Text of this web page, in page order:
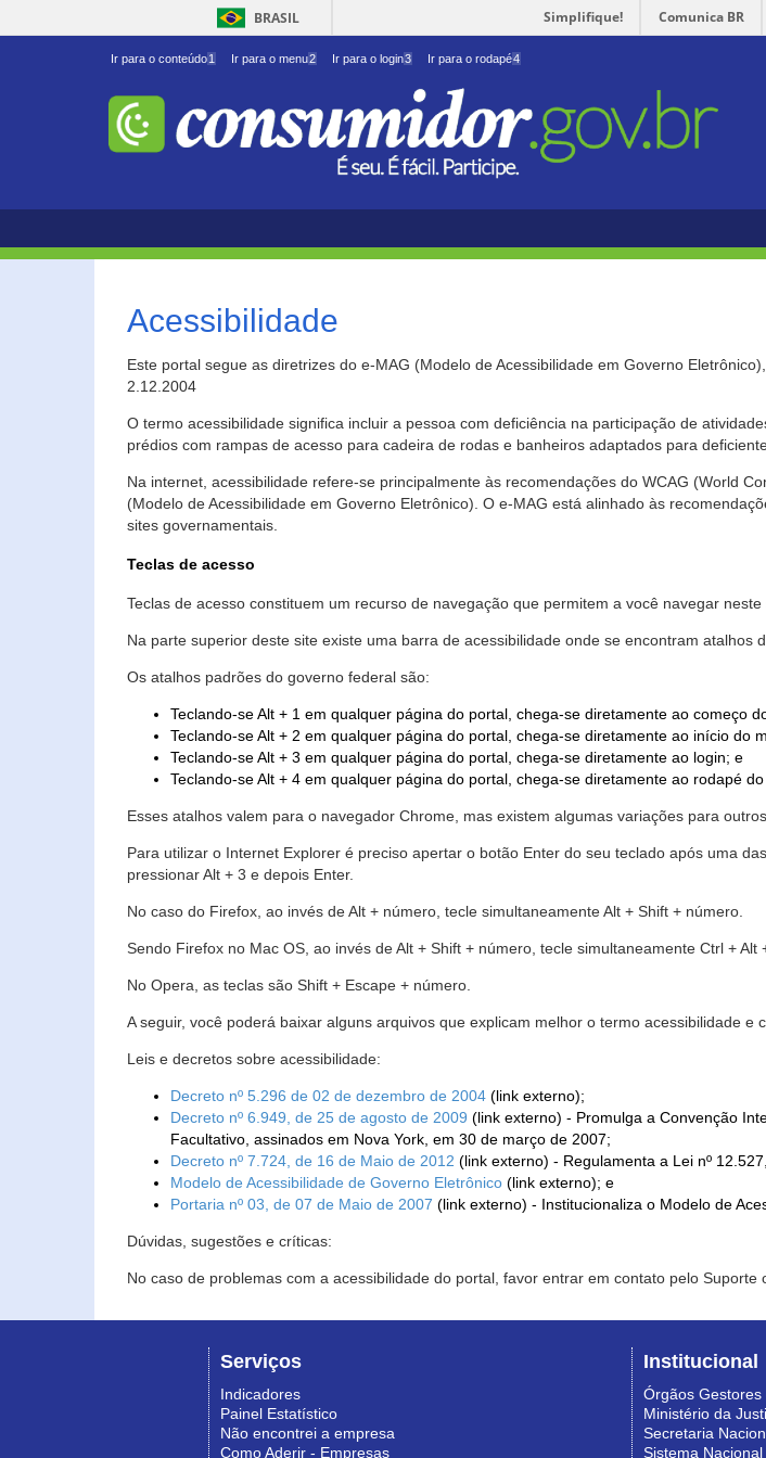
BRASIL Simplifique! Comunica BR
Ir para o conteúdo1 Ir para o menu2 Ir para o login3 Ir para o rodapé4
Acessibilidade
Este portal segue as diretrizes do e-MAG (Modelo de Acessibilidade em Governo
2.12.2004
O termo acessibilidade significa incluir a pessoa com deficiência na participação de
prédios com rampas de acesso para cadeira de rodas e banheiros adaptados para
Na internet, acessibilidade refere-se principalmente às recomendações do WCAG (World
(Modelo de Acessibilidade em Governo Eletrônico). O e-MAG está alinhado às
sites governamentais.
Teclas de acesso
Teclas de acesso constituem um recurso de navegação que permitem a você navegar
Na parte superior deste site existe uma barra de acessibilidade onde se encontram
Os atalhos padrões do governo federal são:
Teclando-se Alt + 1 em qualquer página do portal, chega-se diretamente ao começo
Teclando-se Alt + 2 em qualquer página do portal, chega-se diretamente ao início do
Teclando-se Alt + 3 em qualquer página do portal, chega-se diretamente ao login; e
Teclando-se Alt + 4 em qualquer página do portal, chega-se diretamente ao rodapé do
Esses atalhos valem para o navegador Chrome, mas existem algumas variações para
Para utilizar o Internet Explorer é preciso apertar o botão Enter do seu teclado após uma
pressionar Alt + 3 e depois Enter.
No caso do Firefox, ao invés de Alt + número, tecle simultaneamente Alt + Shift + número.
Sendo Firefox no Mac OS, ao invés de Alt + Shift + número, tecle simultaneamente Ctrl + Alt
No Opera, as teclas são Shift + Escape + número.
A seguir, você poderá baixar alguns arquivos que explicam melhor o termo acessibilidade
Leis e decretos sobre acessibilidade:
Decreto nº 5.296 de 02 de dezembro de 2004 (link externo);
Decreto nº 6.949, de 25 de agosto de 2009 (link externo) - Promulga a Convenção
Facultativo, assinados em Nova York, em 30 de março de 2007;
Decreto nº 7.724, de 16 de Maio de 2012 (link externo) - Regulamenta a Lei nº
Modelo de Acessibilidade de Governo Eletrônico (link externo); e
Portaria nº 03, de 07 de Maio de 2007 (link externo) - Institucionaliza o Modelo de
Dúvidas, sugestões e críticas:
No caso de problemas com a acessibilidade do portal, favor entrar em contato pelo Suporte
Serviços
Indicadores
Painel Estatístico
Não encontrei a empresa
Como Aderir - Empresas
Institucional
Órgãos
Ministério da
Secretaria
Sistema